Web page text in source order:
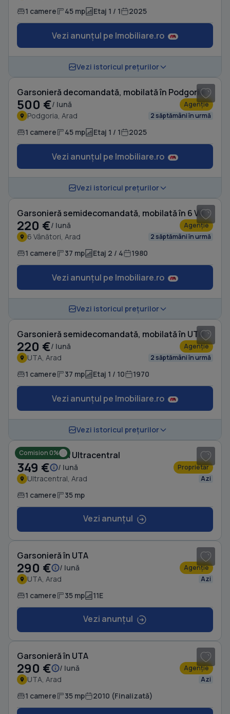
1 camere 45 mp Etaj 1 / 1 2025
Vezi anunțul pe Imobiliare.ro
Vezi istoricul prețurilor
Garsonieră decomandată, mobilată în Podgoria
500 €/ lună Agenție
Podgoria, Arad 2 săptămâni în urmă
1 camere 45 mp Etaj 1 / 1 2025
Vezi anunțul pe Imobiliare.ro
Vezi istoricul prețurilor
Garsonieră semidecomandată, mobilată în 6 Vânători
220 €/ lună Agenție
6 Vânători, Arad 2 săptămâni în urmă
1 camere 37 mp Etaj 2 / 4 1980
Vezi anunțul pe Imobiliare.ro
Vezi istoricul prețurilor
Garsonieră semidecomandată, mobilată în UTA
220 €/ lună Agenție
UTA, Arad 2 săptămâni în urmă
1 camere 37 mp Etaj 1 / 10 1970
Vezi anunțul pe Imobiliare.ro
Vezi istoricul prețurilor
Comision 0%
Garsonieră în Ultracentral
349 € / lună Proprietar
Ultracentral, Arad Azi
1 camere 35 mp
Vezi anunțul
Garsonieră în UTA
290 € / lună Agenție
UTA, Arad Azi
1 camere 35 mp 11E
Vezi anunțul
Garsonieră în UTA
290 € / lună Agenție
UTA, Arad Azi
1 camere 35 mp 2010 (Finalizată)